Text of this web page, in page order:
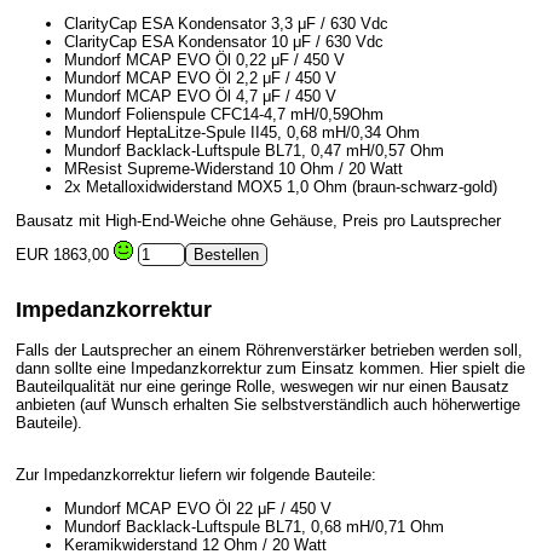
ClarityCap ESA Kondensator 3,3 μF / 630 Vdc
ClarityCap ESA Kondensator 10 μF / 630 Vdc
Mundorf MCAP EVO Öl 0,22 μF / 450 V
Mundorf MCAP EVO Öl 2,2 μF / 450 V
Mundorf MCAP EVO Öl 4,7 μF / 450 V
Mundorf Folienspule CFC14-4,7 mH/0,59Ohm
Mundorf HeptaLitze-Spule II45, 0,68 mH/0,34 Ohm
Mundorf Backlack-Luftspule BL71, 0,47 mH/0,57 Ohm
MResist Supreme-Widerstand 10 Ohm / 20 Watt
2x Metalloxidwiderstand MOX5 1,0 Ohm (braun-schwarz-gold)
Bausatz mit High-End-Weiche ohne Gehäuse, Preis pro Lautsprecher
EUR 1863,00
Impedanzkorrektur
Falls der Lautsprecher an einem Röhrenverstärker betrieben werden soll,
dann sollte eine Impedanzkorrektur zum Einsatz kommen. Hier spielt die
Bauteilqualität nur eine geringe Rolle, weswegen wir nur einen Bausatz
anbieten (auf Wunsch erhalten Sie selbstverständlich auch höherwertige
Bauteile).
Zur Impedanzkorrektur liefern wir folgende Bauteile:
Mundorf MCAP EVO Öl 22 μF / 450 V
Mundorf Backlack-Luftspule BL71, 0,68 mH/0,71 Ohm
Keramikwiderstand 12 Ohm / 20 Watt